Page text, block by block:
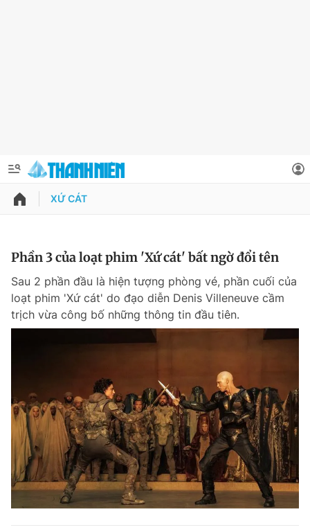
QUẢNG CÁO
Chuyên mục
Chuyên mục khác
Tin thị trường Tin 360
Video Magazine
Sản phẩm khác
Thông tin tài khoản
Đổi mật khẩu
Tin đã lưu
XỨ CÁT
Phần 3 của loạt phim 'Xứ cát' bất ngờ đổi tên
Sau 2 phần đầu là hiện tượng phòng vé, phần cuối của
loạt phim 'Xứ cát' do đạo diễn Denis Villeneuve cầm
trịch vừa công bố những thông tin đầu tiên.